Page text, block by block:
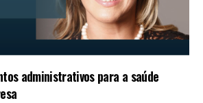
administrativos para a saúde